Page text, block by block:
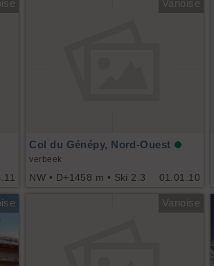
Vanoise
01.01.10
Col du Génépy, Nord-Ouest
verbeek
NW • D+1458 m • Ski 2.3
Vanoise